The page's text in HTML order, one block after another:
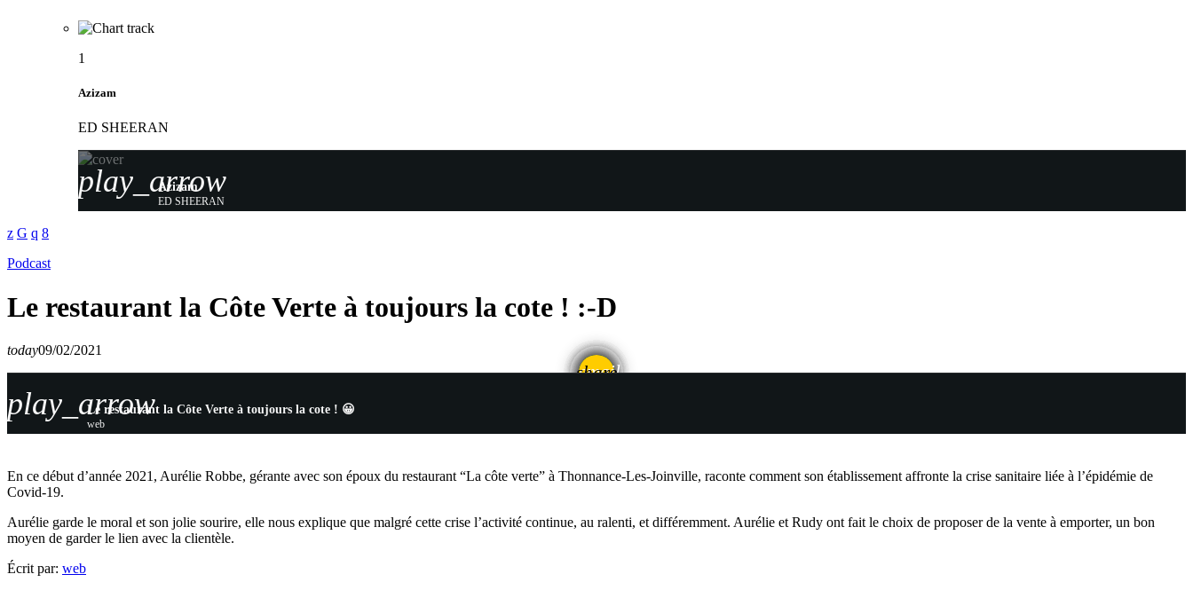
1
Azizam
ED SHEERAN
play_arrow
Azizam
ED SHEERAN
Podcast
Le restaurant la Côte Verte à toujours la cote ! :-D
today09/02/2021
share
email
play_arrowLe restaurant la Côte Verte à toujours la cote ! 😀
web
En ce début d’année 2021, Aurélie Robbe, gérante avec son époux du restaurant “La côte verte” à Thonnance-Les-Joinville, raconte comment son établissement affronte la crise sanitaire liée à l’épidémie de
Covid-19.
Aurélie garde le moral et son jolie sourire, elle nous explique que malgré cette crise l’activité continue, au ralenti, et différemment. Aurélie et Rudy ont fait le choix de proposer de la vente à emporter, un bon
moyen de garder le lien avec la clientèle.
Écrit par: web